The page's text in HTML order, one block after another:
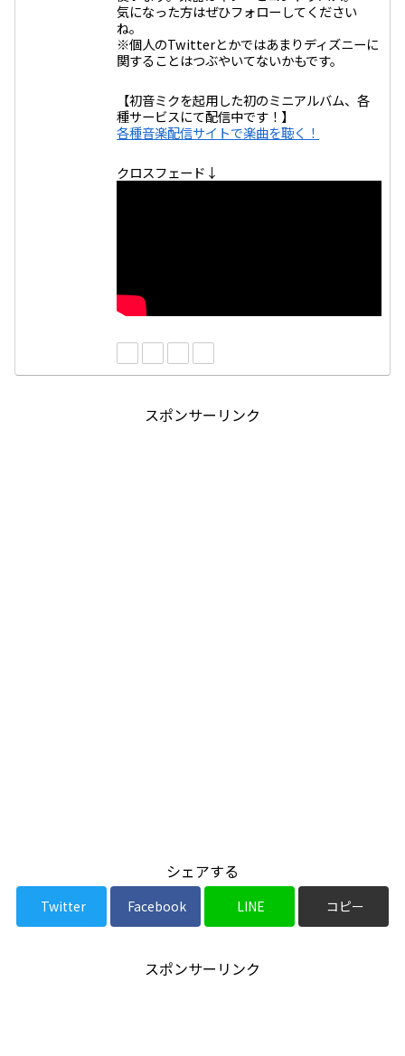
気になった方はぜひフォローしてください
ね。
※個人のTwitterとかではあまりディズニーに
関することはつぶやいてないかもです。
【初音ミクを起用した初のミニアルバム、各
種サービスにて配信中です！】
各種音楽配信サイトで楽曲を聴く！
クロスフェード↓
スポンサーリンク
シェアする
Twitter Facebook LINE コピー
スポンサーリンク